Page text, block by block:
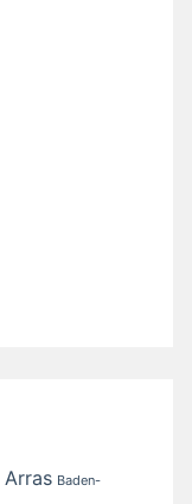
Arras Baden-